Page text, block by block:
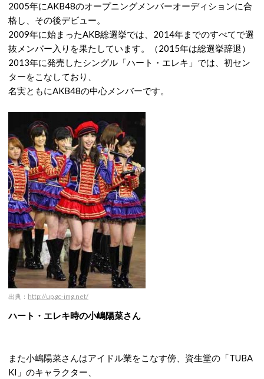
2005年にAKB48のオープニングメンバーオーディションに合
格し、その後デビュー。
2009年に始まったAKB総選挙では、2014年までのすべてで選
抜メンバー入りを果たしています。（2015年は総選挙辞退）
2013年に発売したシングル「ハート・エレキ」では、初セン
ターをこなしており、
名実ともにAKB48の中心メンバーです。
出典： http://up.gc-img.net/
ハート・エレキ時の小嶋陽菜さん
また小嶋陽菜さんはアイドル業をこなす傍、資生堂の「TUBA
KI」のキャラクター、